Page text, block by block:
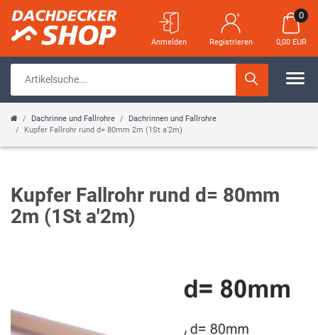
Anmelden Registrieren
0
0,00 EUR
Dachrinne und Fallrohre
Dachrinnen und Fallrohre
Kupfer Fallrohr rund d= 80mm 2m (1St a'2m)
Kupfer Fallrohr rund d= 80mm
2m (1St a'2m)